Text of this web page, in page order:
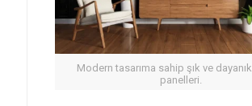
Modern tasarıma sahip şık ve
panelleri.